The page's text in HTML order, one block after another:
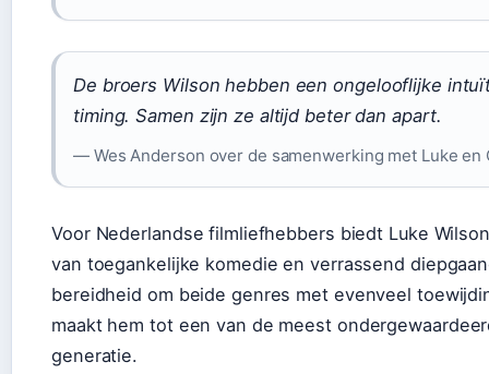
De broers Wilson hebben een ongelooflijke
timing. Samen zijn ze altijd beter dan apart.
— Wes Anderson over de samenwerking met Luke en
Voor Nederlandse filmliefhebbers biedt Luke
van toegankelijke komedie en verrassend
bereidheid om beide genres met evenveel
maakt hem tot een van de meest
generatie.